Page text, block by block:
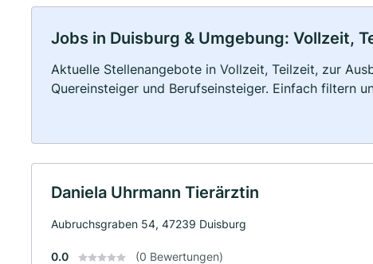
Jobs in Duisburg & Umgebung: Vollzeit,
Aktuelle Stellenangebote in Vollzeit, Teilzeit, zur
Quereinsteiger und Berufseinsteiger. Einfach filtern
Daniela Uhrmann Tierärztin
Aubruchsgraben 54, 47239 Duisburg
0.0 (0 Bewertungen)